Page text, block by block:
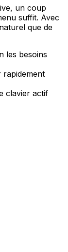
un coup
suffit. Avec
que de
les besoins
rapidement
clavier actif